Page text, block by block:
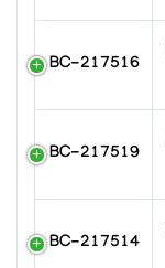
BC-217516
BC-217519
BC-217514